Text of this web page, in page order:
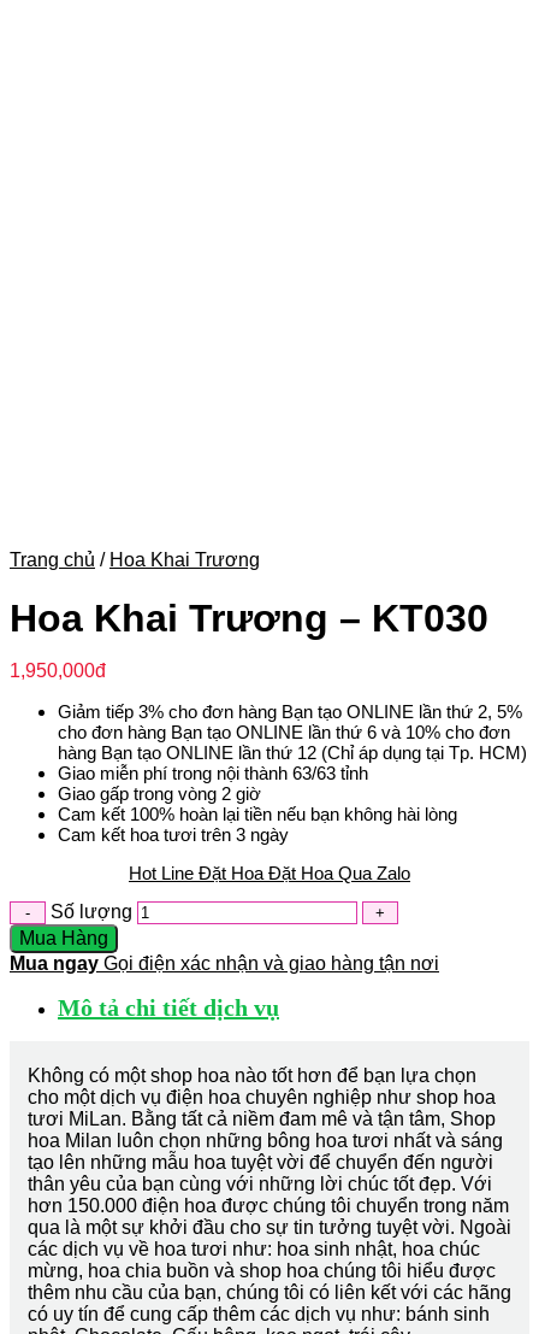
Trang chủ / Hoa Khai Trương
Hoa Khai Trương – KT030
1,950,000đ
Giảm tiếp 3% cho đơn hàng Bạn tạo ONLINE lần thứ 2, 5%
cho đơn hàng Bạn tạo ONLINE lần thứ 6 và 10% cho đơn
hàng Bạn tạo ONLINE lần thứ 12 (Chỉ áp dụng tại Tp. HCM)
Giao miễn phí trong nội thành 63/63 tỉnh
Giao gấp trong vòng 2 giờ
Cam kết 100% hoàn lại tiền nếu bạn không hài lòng
Cam kết hoa tươi trên 3 ngày
Hot Line Đặt Hoa Đặt Hoa Qua Zalo
Số lượng
Mua Hàng
Mua ngay Gọi điện xác nhận và giao hàng tận nơi
Mô tả chi tiết dịch vụ
Không có một shop hoa nào tốt hơn để bạn lựa chọn
cho một dịch vụ điện hoa chuyên nghiệp như shop hoa
tươi MiLan. Bằng tất cả niềm đam mê và tận tâm, Shop
hoa Milan luôn chọn những bông hoa tươi nhất và sáng
tạo lên những mẫu hoa tuyệt vời để chuyển đến người
thân yêu của bạn cùng với những lời chúc tốt đẹp. Với
hơn 150.000 điện hoa được chúng tôi chuyển trong năm
qua là một sự khởi đầu cho sự tin tưởng tuyệt vời. Ngoài
các dịch vụ về hoa tươi như: hoa sinh nhật, hoa chúc
mừng, hoa chia buồn và shop hoa chúng tôi hiểu được
thêm nhu cầu của bạn, chúng tôi có liên kết với các hãng
có uy tín để cung cấp thêm các dịch vụ như: bánh sinh